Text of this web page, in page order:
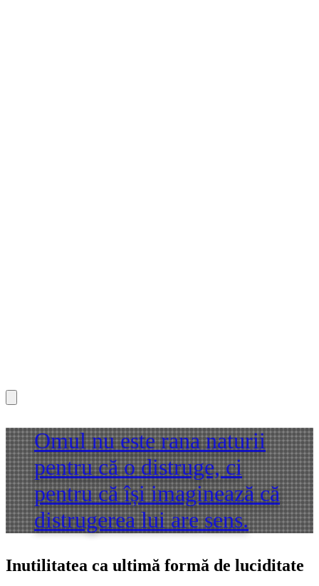
Omul nu este rana naturii
pentru că o distruge, ci
pentru că își imaginează că
distrugerea lui are sens.
Inutilitatea ca ultimă formă de luciditate